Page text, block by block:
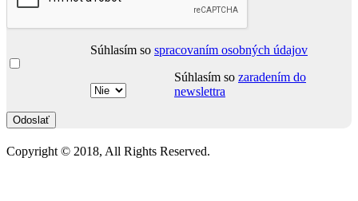
Súhlasím so spracovaním osobných údajov
Súhlasím so zaradením do
newslettra
Copyright © 2018, All Rights Reserved.